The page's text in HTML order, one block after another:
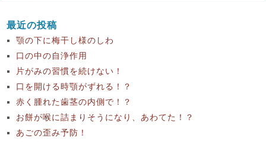
最近の投稿
顎の下に梅干し様のしわ
口の中の自浄作用
片がみの習慣を続けない！
口を開ける時顎がずれる！？
赤く腫れた歯茎の内側で！？
お餅が喉に詰まりそうになり、あわてた！？
あごの歪み予防！